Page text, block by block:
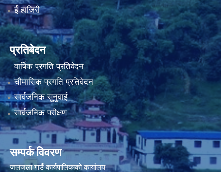
ई हाजिरी
प्रतिबेदन
वार्षिक प्रगति प्रतिवेदन
चौमासिक प्रगति प्रतिवेदन
सार्वजनिक सुनुवाई
सार्वजनिक परीक्षण
सम्पर्क विवरण
जलजला गाउँ कार्यपालिकाको कार्यालय